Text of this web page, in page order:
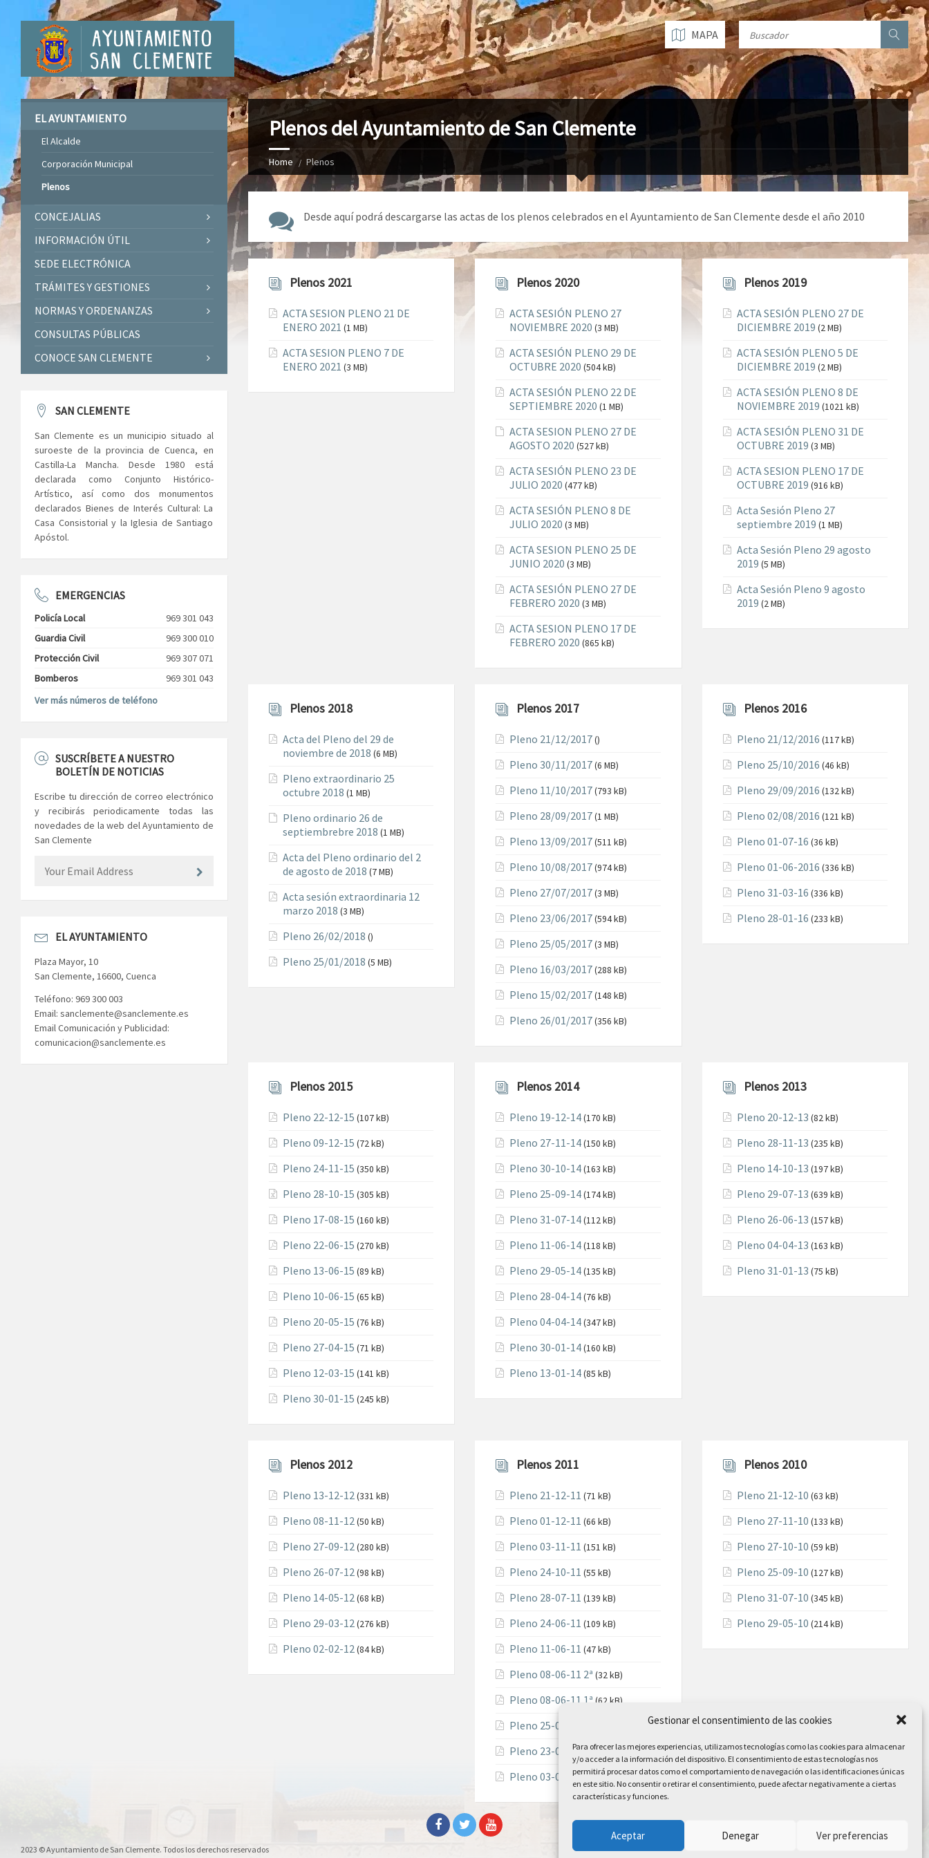
Gestionar el consentimiento de las cookies
Para ofrecer las mejores experiencias, utilizamos tecnologías como las cookies para almacenar
y/o acceder a la información del dispositivo. El consentimiento de estas tecnologías nos
permitirá procesar datos como el comportamiento de navegación o las identificaciones únicas
en este sitio. No consentir o retirar el consentimiento, puede afectar negativamente a ciertas
características y funciones.
Aceptar Denegar Ver preferencias
MAPA
Plenos del Ayuntamiento de San Clemente
Home Plenos
Desde aquí podrá descargarse las actas de los plenos celebrados en el Ayuntamiento de San Clemente desde el año 2010
Plenos 2021
ACTA SESION PLENO 21 DE
ENERO 2021 (1 MB)
ACTA SESION PLENO 7 DE
ENERO 2021 (3 MB)
Plenos 2020
ACTA SESIÓN PLENO 27
NOVIEMBRE 2020 (3 MB)
ACTA SESIÓN PLENO 29 DE
OCTUBRE 2020 (504 kB)
ACTA SESIÓN PLENO 22 DE
SEPTIEMBRE 2020 (1 MB)
ACTA SESION PLENO 27 DE
AGOSTO 2020 (527 kB)
ACTA SESIÓN PLENO 23 DE
JULIO 2020 (477 kB)
ACTA SESIÓN PLENO 8 DE
JULIO 2020 (3 MB)
ACTA SESION PLENO 25 DE
JUNIO 2020 (3 MB)
ACTA SESIÓN PLENO 27 DE
FEBRERO 2020 (3 MB)
ACTA SESION PLENO 17 DE
FEBRERO 2020 (865 kB)
Plenos 2019
ACTA SESIÓN PLENO 27 DE
DICIEMBRE 2019 (2 MB)
ACTA SESIÓN PLENO 5 DE
DICIEMBRE 2019 (2 MB)
ACTA SESIÓN PLENO 8 DE
NOVIEMBRE 2019 (1021 kB)
ACTA SESIÓN PLENO 31 DE
OCTUBRE 2019 (3 MB)
ACTA SESION PLENO 17 DE
OCTUBRE 2019 (916 kB)
Acta Sesión Pleno 27
septiembre 2019 (1 MB)
Acta Sesión Pleno 29 agosto
2019 (5 MB)
Acta Sesión Pleno 9 agosto
2019 (2 MB)
Plenos 2018
Acta del Pleno del 29 de
noviembre de 2018 (6 MB)
Pleno extraordinario 25
octubre 2018 (1 MB)
Pleno ordinario 26 de
septiembrebre 2018 (1 MB)
Acta del Pleno ordinario del 2
de agosto de 2018 (7 MB)
Acta sesión extraordinaria 12
marzo 2018 (3 MB)
Pleno 26/02/2018 ()
Pleno 25/01/2018 (5 MB)
Plenos 2017
Pleno 21/12/2017()
Pleno 30/11/2017(6 MB)
Pleno 11/10/2017(793 kB)
Pleno 28/09/2017(1 MB)
Pleno 13/09/2017(511 kB)
Pleno 10/08/2017(974 kB)
Pleno 27/07/2017(3 MB)
Pleno 23/06/2017(594 kB)
Pleno 25/05/2017(3 MB)
Pleno 16/03/2017(288 kB)
Pleno 15/02/2017(148 kB)
Pleno 26/01/2017(356 kB)
Plenos 2016
Pleno 21/12/2016 (117 kB)
Pleno 25/10/2016 (46 kB)
Pleno 29/09/2016 (132 kB)
Pleno 02/08/2016 (121 kB)
Pleno 01-07-16 (36 kB)
Pleno 01-06-2016 (336 kB)
Pleno 31-03-16 (336 kB)
Pleno 28-01-16 (233 kB)
Plenos 2015
Pleno 22-12-15 (107 kB)
Pleno 09-12-15 (72 kB)
Pleno 24-11-15 (350 kB)
Pleno 28-10-15 (305 kB)
Pleno 17-08-15 (160 kB)
Pleno 22-06-15 (270 kB)
Pleno 13-06-15 (89 kB)
Pleno 10-06-15 (65 kB)
Pleno 20-05-15 (76 kB)
Pleno 27-04-15 (71 kB)
Pleno 12-03-15 (141 kB)
Pleno 30-01-15 (245 kB)
Plenos 2014
Pleno 19-12-14(170 kB)
Pleno 27-11-14(150 kB)
Pleno 30-10-14(163 kB)
Pleno 25-09-14(174 kB)
Pleno 31-07-14(112 kB)
Pleno 11-06-14(118 kB)
Pleno 29-05-14(135 kB)
Pleno 28-04-14(76 kB)
Pleno 04-04-14(347 kB)
Pleno 30-01-14(160 kB)
Pleno 13-01-14(85 kB)
Plenos 2013
Pleno 20-12-13 (82 kB)
Pleno 28-11-13 (235 kB)
Pleno 14-10-13 (197 kB)
Pleno 29-07-13 (639 kB)
Pleno 26-06-13 (157 kB)
Pleno 04-04-13 (163 kB)
Pleno 31-01-13 (75 kB)
Plenos 2012
Pleno 13-12-12 (331 kB)
Pleno 08-11-12 (50 kB)
Pleno 27-09-12 (280 kB)
Pleno 26-07-12 (98 kB)
Pleno 14-05-12 (68 kB)
Pleno 29-03-12 (276 kB)
Pleno 02-02-12 (84 kB)
Plenos 2011
Pleno 21-12-11 (71 kB)
Pleno 01-12-11 (66 kB)
Pleno 03-11-11 (151 kB)
Pleno 24-10-11 (55 kB)
Pleno 28-07-11 (139 kB)
Pleno 24-06-11 (109 kB)
Pleno 11-06-11 (47 kB)
Pleno 08-06-11 2ª (32 kB)
Pleno 08-06-11 1ª (62 kB)
Pleno 25-04-11
Pleno 23-03-11 (248 kB)
Pleno 03-02-11 (126 kB)
Plenos 2010
Pleno 21-12-10 (63 kB)
Pleno 27-11-10 (133 kB)
Pleno 27-10-10 (59 kB)
Pleno 25-09-10 (127 kB)
Pleno 31-07-10 (345 kB)
Pleno 29-05-10 (214 kB)
EL AYUNTAMIENTO
El Alcalde
Corporación Municipal
Plenos
CONCEJALIAS
INFORMACIÓN ÚTIL
SEDE ELECTRÓNICA
TRÁMITES Y GESTIONES
NORMAS Y ORDENANZAS
CONSULTAS PÚBLICAS
CONOCE SAN CLEMENTE
SAN CLEMENTE
San Clemente es un municipio situado al
suroeste de la provincia de Cuenca, en
Castilla-La Mancha. Desde 1980 está
declarada como Conjunto Histórico-
Artístico, así como dos monumentos
declarados Bienes de Interés Cultural: La
Casa Consistorial y la Iglesia de Santiago
Apóstol.
EMERGENCIAS
Policía Local
969 301 043
Guardia Civil
969 300 010
Protección Civil
969 307 071
Bomberos
969 301 043
Ver más números de teléfono
SUSCRÍBETE A NUESTRO
BOLETÍN DE NOTICIAS
Escribe tu dirección de correo electrónico
y recibirás periodicamente todas las
novedades de la web del Ayuntamiento de
San Clemente
EL AYUNTAMIENTO
Plaza Mayor, 10
San Clemente, 16600, Cuenca
Teléfono: 969 300 003
Email: sanclemente@sanclemente.es
Email Comunicación y Publicidad:
comunicacion@sanclemente.es
2023 © Ayuntamiento de San Clemente. Todos los derechos reservados